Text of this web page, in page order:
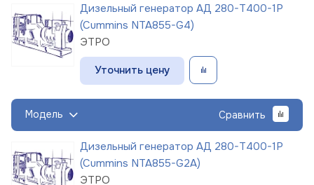
Дизельный генератор АД 280-Т400-1Р
(Cummins NTA855-G4)
ЭТРО
Уточнить цену
Модель Сравнить
Дизельный генератор АД 280-Т400-1Р
(Cummins NTA855-G2A)
ЭТРО